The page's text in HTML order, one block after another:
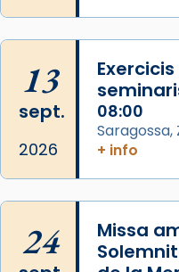
L’arquebisbe de
Josep Omella, ha
concelebrat el
Mons. David
📸 Dr. G. Simón
Arquebisbat
2 weeks ago
13
sept.
2026
08:00
Saragossa,
+ info
24
Missa